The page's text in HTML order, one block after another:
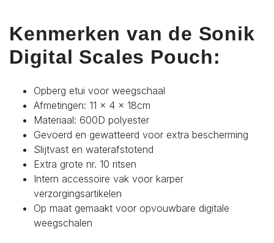
Kenmerken van de Sonik
Digital Scales Pouch:
Opberg etui voor weegschaal
Afmetingen: 11 x 4 × 18cm
Materiaal: 600D polyester
Gevoerd en gewatteerd voor extra bescherming
Slijtvast en waterafstotend
Extra grote nr. 10 ritsen
Intern accessoire vak voor karper
verzorgingsartikelen
Op maat gemaakt voor opvouwbare digitale
weegschalen